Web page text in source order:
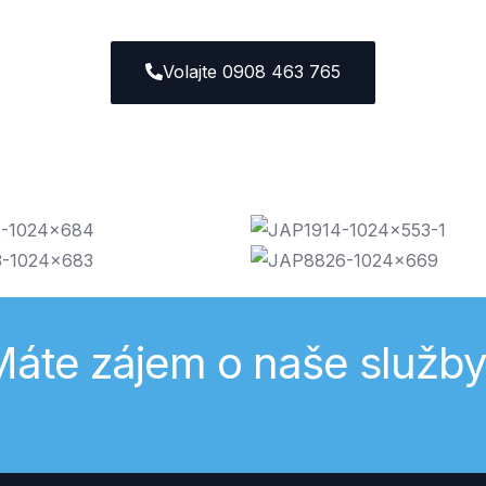
Volajte 0908 463 765
zájem o naše